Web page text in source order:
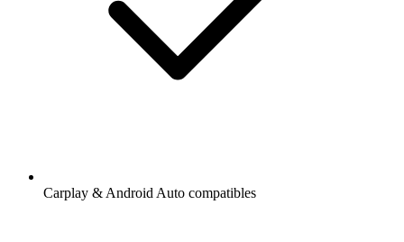
Carplay & Android Auto compatibles